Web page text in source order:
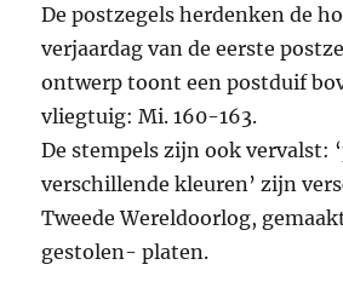
De postzegels herdenken de
verjaardag van de eerste
ontwerp toont een postduif
vliegtuig: Mi. 160-163.
De stempels zijn ook vervalst:
verschillende kleuren’ zijn
Tweede Wereldoorlog,
gestolen- platen.